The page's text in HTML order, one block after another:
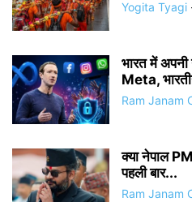
Yogita Tyagi
भारत में अपनी
Meta,
Ram Janam
क्या नेपाल
पहली बार...
Ram Janam